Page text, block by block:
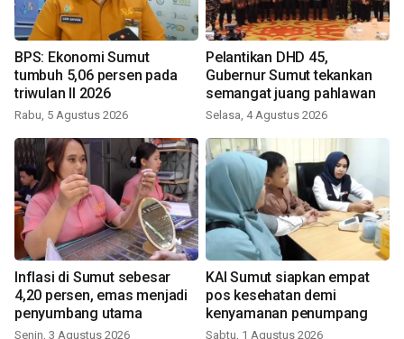
BPS: Ekonomi Sumut
tumbuh 5,06 persen pada
triwulan II 2026
Rabu, 5 Agustus 2026
Pelantikan DHD 45,
Gubernur Sumut tekankan
semangat juang pahlawan
Selasa, 4 Agustus 2026
Inflasi di Sumut sebesar
4,20 persen, emas menjadi
penyumbang utama
Senin, 3 Agustus 2026
KAI Sumut siapkan empat
pos kesehatan demi
kenyamanan penumpang
Sabtu, 1 Agustus 2026